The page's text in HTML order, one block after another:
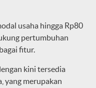
usaha hingga Rp80
pertumbuhan
fitur.
kini tersedia
yang merupakan